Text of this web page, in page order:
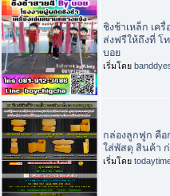
ชิงช้าเหล็ก เค
ส่งฟรีให้ถึงที่ โ
บอย
เริ่มโดย
กล่องลูกฟูก คือ
ใส่พัสดุ สินค้า
เริ่มโดย